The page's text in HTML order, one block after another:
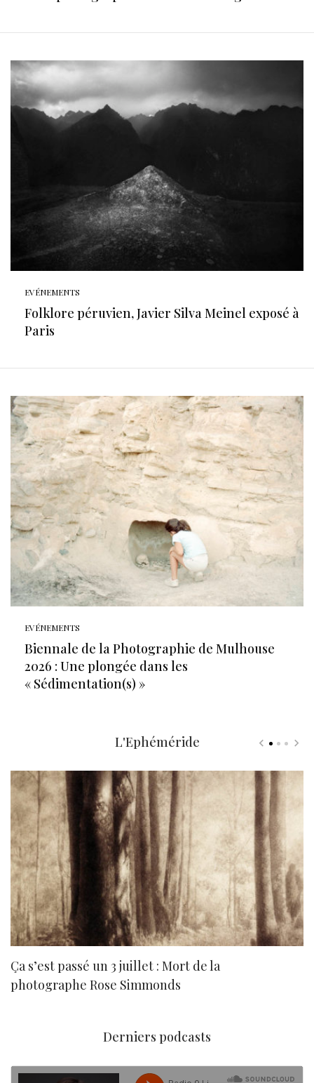
EVÉNEMENTS
Folklore péruvien, Javier Silva Meinel exposé à
Paris
EVÉNEMENTS
Biennale de la Photographie de Mulhouse
2026 : Une plongée dans les
« Sédimentation(s) »
L'Ephéméride
Ça s’est passé un 3 juillet : Mort de la
photographe Rose Simmonds
Derniers podcasts